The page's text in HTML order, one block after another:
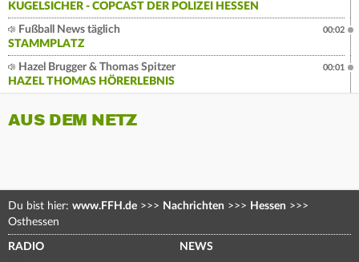
KUGELSICHER - COPCAST DER POLIZEI HESSEN
Fußball News täglich
STAMMPLATZ
00:02
Hazel Brugger & Thomas Spitzer
HAZEL THOMAS HÖRERLEBNIS
00:01
AUS DEM NETZ
Du bist hier: www.FFH.de >>> Nachrichten >>> Hessen >>>
Osthessen
RADIO NEWS